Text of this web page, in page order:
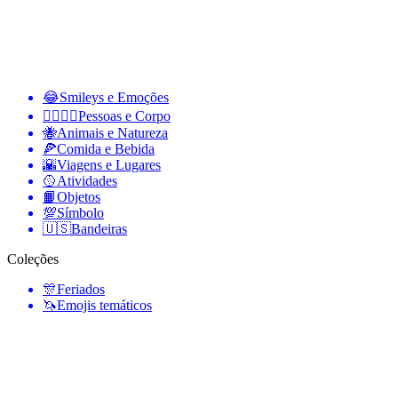
😂Smileys e Emoções
👩‍❤️‍💋‍👨Pessoas e Corpo
🐝Animais e Natureza
🍕Comida e Bebida
🌇Viagens e Lugares
🥎Atividades
📙Objetos
💯Símbolo
🇺🇸Bandeiras
Coleções
🎊Feriados
🦄Emojis temáticos